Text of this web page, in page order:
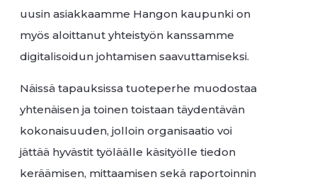
uusin asiakkaamme Hangon kaupunki on
myös aloittanut yhteistyön kanssamme
digitalisoidun johtamisen saavuttamiseksi.
Näissä tapauksissa tuoteperhe muodostaa
yhtenäisen ja toinen toistaan täydentävän
kokonaisuuden, jolloin organisaatio voi
jättää hyvästit työläälle käsityölle tiedon
keräämisen, mittaamisen sekä raportoinnin